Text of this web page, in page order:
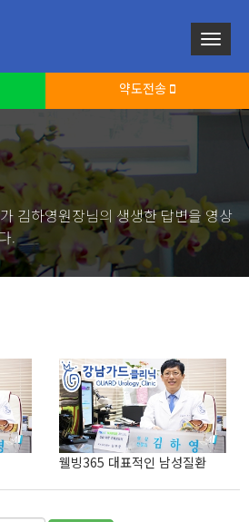
약도전송
김하영원장님의 생생한 답변을 영상
.
웰빙365 대표적인 남성질환